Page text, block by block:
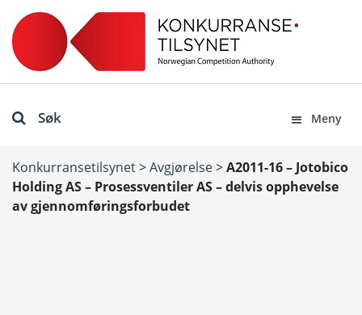
Søk Meny
Konkurransetilsynet>Avgjørelse>A2011-16 – Jotobico
Holding AS – Prosessventiler AS – delvis opphevelse
av gjennomføringsforbudet